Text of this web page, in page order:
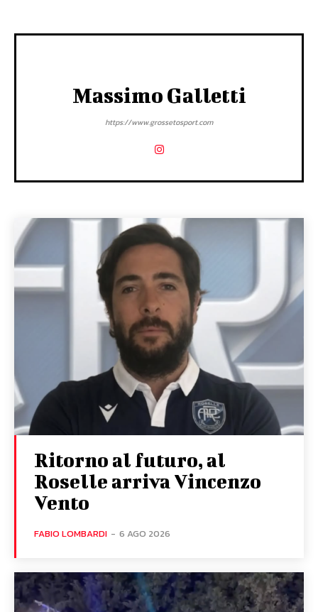
Massimo Galletti
https://www.grossetosport.com
Ritorno al futuro, al
Roselle arriva Vincenzo
Vento
FABIO LOMBARDI - 6 AGO 2026